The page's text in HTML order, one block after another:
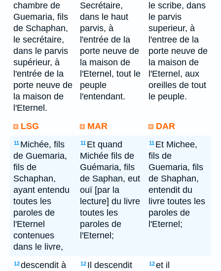
chambre de
Guemaria, fils
de Schaphan,
le secrétaire,
dans le parvis
supérieur, à
l'entrée de la
porte neuve de
la maison de
l'Eternel.
Secrétaire,
dans le haut
parvis, à
l'entrée de la
porte neuve de
la maison de
l'Eternel, tout le
peuple
l'entendant.
le scribe, dans
le parvis
superieur, à
l'entree de la
porte neuve de
la maison de
l'Eternel, aux
oreilles de tout
le peuple.
LSG MAR DAR
11 Michée, fils
de Guemaria,
fils de
Schaphan,
ayant entendu
toutes les
paroles de
l'Eternel
contenues
dans le livre,
11 Et quand
Michée fils de
Guémaria, fils
de Saphan, eut
ouï [par la
lecture] du livre
toutes les
paroles de
l'Eternel;
11 Et Michee,
fils de
Guemaria, fils
de Shaphan,
entendit du
livre toutes les
paroles de
l'Eternel;
12descendit à
12 Il descendit
12et il